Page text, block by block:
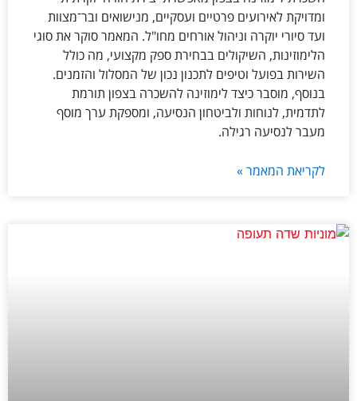
ומדויקת לאירועים פרטיים ועסקיים, מנישואים ובר־מצוות
ועד סיורי יוקרה וניהול אורחים מחו"ל. המאמר סוקר את סוגי
הלימוזינות, השיקולים בבחירת ספק מקצועי, מה כולל
השירות בפועל וטיפים לתכנון נכון של המסלול והזמנים.
בנוסף, מוסבר כיצד לימוזינה להשכרה בצפון תורמת
לתדמית, לנוחות ולביטחון הנסיעה, ומספקת ערך מוסף
מעבר לנסיעה רגילה.
לקריאת המאמר »